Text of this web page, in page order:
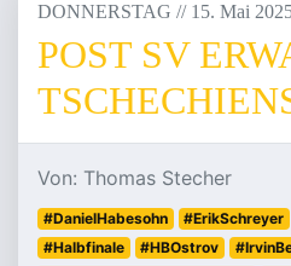
DONNERSTAG // 15. Mai
POST SV
Von: Thomas Stecher
#DanielHabesohn #ErikSchreyer
#Halbfinale
#HBOstrov